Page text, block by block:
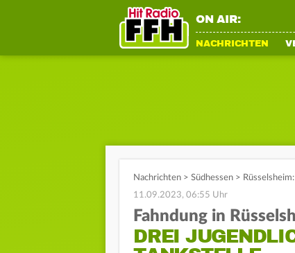
ON AIR:
NACHRICHTEN
Nachrichten > Südhessen >
11.09.2023, 06:55 Uhr
Fahndung in
DREI